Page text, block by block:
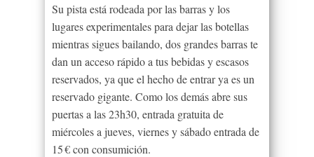
Su pista está rodeada por las barras y los
lugares experimentales para dejar las botellas
mientras sigues bailando, dos grandes barras te
dan un acceso rápido a tus bebidas y escasos
reservados, ya que el hecho de entrar ya es un
reservado gigante. Como los demás abre sus
puertas a las 23h30, entrada gratuita de
miércoles a jueves, viernes y sábado entrada de
15 € con consumición.